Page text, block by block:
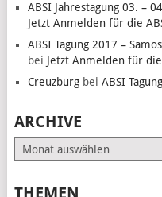
ABSI Jahrestagung 03. –
Jetzt Anmelden für die
ABSI Tagung 2017 –
bei Jetzt Anmelden für
Creuzburgbei ABSI
ARCHIVE
Archive
THEMEN